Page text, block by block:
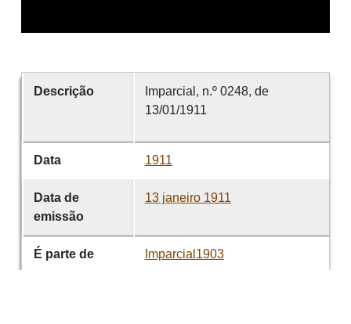
Descrição
Imparcial, n.º 0248, de
13/01/1911
Data 1911
Data de
emissão
13 janeiro 1911
É parte de Imparcial1903